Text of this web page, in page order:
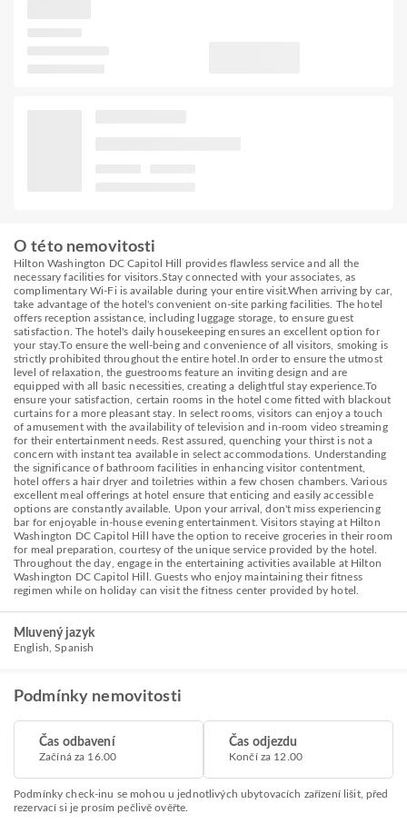
O této nemovitosti
Hilton Washington DC Capitol Hill provides flawless service and all the
necessary facilities for visitors.Stay connected with your associates, as
complimentary Wi-Fi is available during your entire visit.When arriving by car,
take advantage of the hotel's convenient on-site parking facilities. The hotel
offers reception assistance, including luggage storage, to ensure guest
satisfaction. The hotel's daily housekeeping ensures an excellent option for
your stay.To ensure the well-being and convenience of all visitors, smoking is
strictly prohibited throughout the entire hotel.In order to ensure the utmost
level of relaxation, the guestrooms feature an inviting design and are
equipped with all basic necessities, creating a delightful stay experience.To
ensure your satisfaction, certain rooms in the hotel come fitted with blackout
curtains for a more pleasant stay. In select rooms, visitors can enjoy a touch
of amusement with the availability of television and in-room video streaming
for their entertainment needs. Rest assured, quenching your thirst is not a
concern with instant tea available in select accommodations. Understanding
the significance of bathroom facilities in enhancing visitor contentment,
hotel offers a hair dryer and toiletries within a few chosen chambers. Various
excellent meal offerings at hotel ensure that enticing and easily accessible
options are constantly available. Upon your arrival, don't miss experiencing
bar for enjoyable in-house evening entertainment. Visitors staying at Hilton
Washington DC Capitol Hill have the option to receive groceries in their room
for meal preparation, courtesy of the unique service provided by the hotel.
Throughout the day, engage in the entertaining activities available at Hilton
Washington DC Capitol Hill. Guests who enjoy maintaining their fitness
regimen while on holiday can visit the fitness center provided by hotel.
Mluvený jazyk
English, Spanish
Podmínky nemovitosti
Čas odbavení
Začíná za 16.00
Čas odjezdu
Končí za 12.00
Podmínky check-inu se mohou u jednotlivých ubytovacích zařízení lišit, před
rezervací si je prosím pečlivě ověřte.